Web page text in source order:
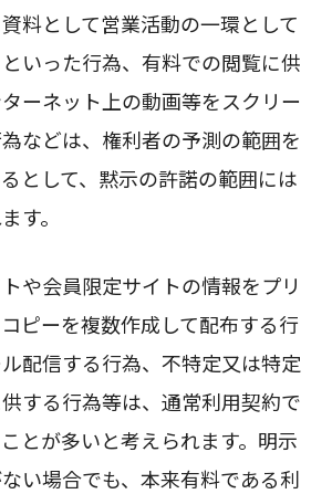
料として営業活動の一環として
いった行為、有料での閲覧に供
ーネット上の動画等をスクリー
などは、権利者の予測の範囲を
として、黙示の許諾の範囲には
す。
や会員限定サイトの情報をプリ
ピーを複数作成して配布する行
配信する行為、不特定又は特定
する行為等は、通常利用契約で
とが多いと考えられます。明示
い場合でも、本来有料である利